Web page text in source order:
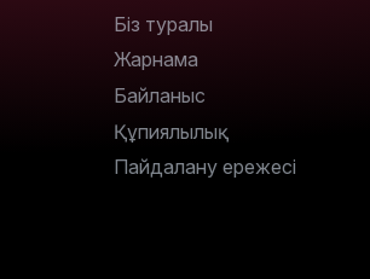
Біз туралы
Жарнама
Байланыс
Құпиялылық
Пайдалану ережесі